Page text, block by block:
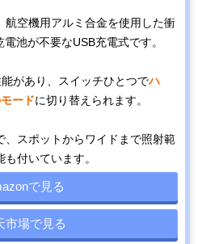
航空機用アルミ合金を使用した衝
池が不要なUSB充電式です。
があり、スイッチひとつでハ
ードに切り替えられます。
、スポットからワイドまで照射範
付いています。
で見る
市場で見る